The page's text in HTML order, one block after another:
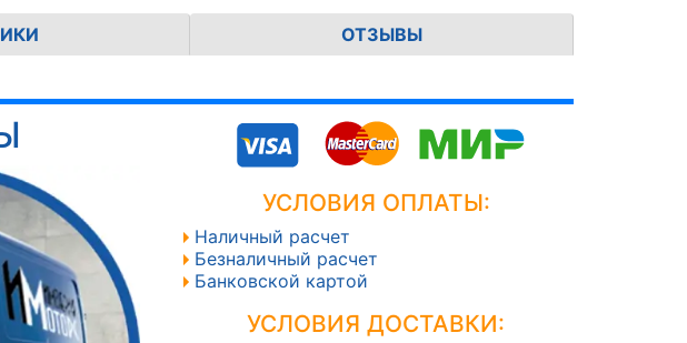
ОТЗЫВЫ
УСЛОВИЯ ОПЛАТЫ:
Наличный расчет
Безналичный расчет
Банковской картой
УСЛОВИЯ ДОСТАВКИ: